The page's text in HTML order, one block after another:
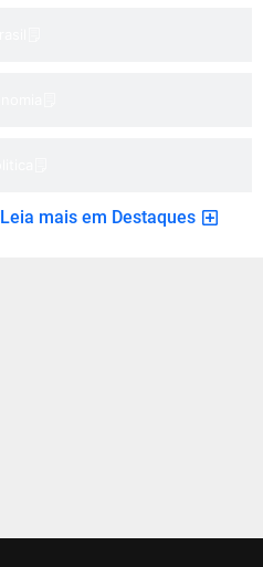
Leia mais em Destaques